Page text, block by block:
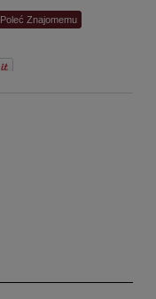
Poleć Znajomemu